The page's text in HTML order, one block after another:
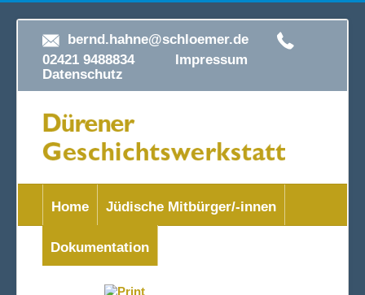
bernd.hahne@schloemer.de
02421 9488834 Impressum
Datenschutz
Home Jüdische Mitbürger/-innen
Dokumentation